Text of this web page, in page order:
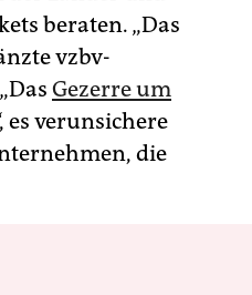
beraten. „Das
vzbv-
Gezerre um
es verunsichere
die